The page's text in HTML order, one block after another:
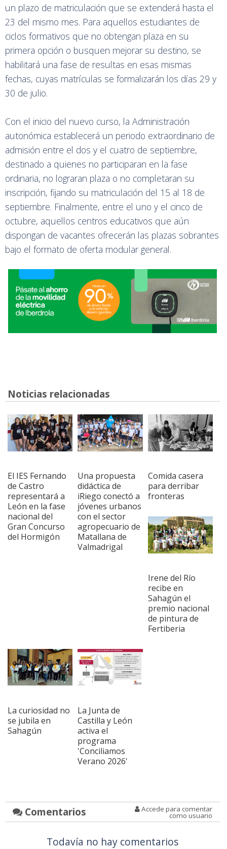
un plazo de matriculación que se extenderá hasta el
23 del mismo mes. Para aquellos estudiantes de
ciclos formativos que no obtengan plaza en su
primera opción o busquen mejorar su destino, se
habilitará una fase de resultas en esas mismas
fechas, cuyas matrículas se formalizarán los días 29 y
30 de julio.
Con el inicio del nuevo curso, la Administración
autonómica establecerá un periodo extraordinario de
admisión entre el dos y el cuatro de septiembre,
destinado a quienes no participaran en la fase
ordinaria, no lograran plaza o no completaran su
inscripción, fijando su matriculación del 15 al 18 de
septiembre. Finalmente, entre el uno y el cinco de
octubre, aquellos centros educativos que aún
dispongan de vacantes ofrecerán las plazas sobrantes
bajo el formato de oferta modular general.
Noticias relacionadas
El IES Fernando
de Castro
representará a
León en la fase
nacional del
Gran Concurso
del Hormigón
Una propuesta
didáctica de
iRiego conectó a
jóvenes urbanos
con el sector
agropecuario de
Matallana de
Valmadrigal
Comida casera
para derribar
fronteras
Irene del Río
recibe en
Sahagún el
premio nacional
de pintura de
Fertiberia
La curiosidad no
se jubila en
Sahagún
La Junta de
Castilla y León
activa el
programa
'Conciliamos
Verano 2026'
Comentarios Accede para comentar
como usuario
Todavía no hay comentarios